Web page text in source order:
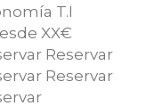
T.I
XX€
Reservar
Reservar